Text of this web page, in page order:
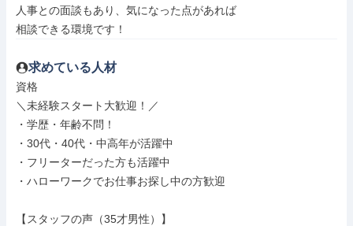
人事との面談もあり、気になった点があれば
相談できる環境です！
求めている人材
資格
＼未経験スタート大歓迎！／
・学歴・年齢不問！
・30代・40代・中高年が活躍中
・フリーターだった方も活躍中
・ハローワークでお仕事お探し中の方歓迎
【スタッフの声（35才男性）】